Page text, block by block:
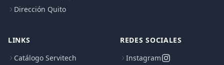
Dirección Quito
LINKS
Catálogo Servitech
REDES SOCIALES
Instagram